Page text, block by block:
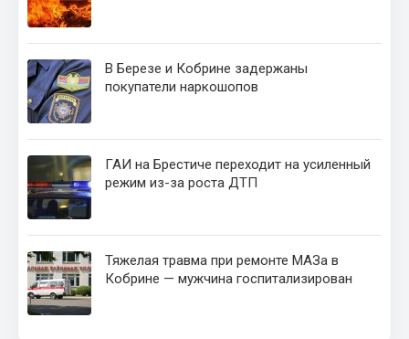
В Березе и Кобрине задержаны
покупатели наркошопов
ГАИ на Брестиче переходит на усиленный
режим из-за роста ДТП
Тяжелая травма при ремонте МАЗа в
Кобрине — мужчина госпитализирован